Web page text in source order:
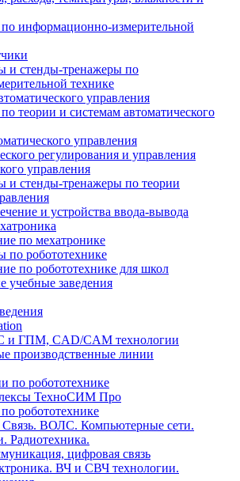
информационно-измерительной
и стенды-тренажеры по
технике
управления
теории и системам автоматического
управления
регулирования и управления
управления
и стенды-тренажеры по теории
и устройства ввода-вывода
по мехатронике
по робототехнике
по робототехнике для школ
учебные заведения
и ГПМ, CAD/CAM технологии
производственные линии
по робототехнике
ТехноСИМ Про
робототехнике
Связь. ВОЛС. Компьютерные сети.
Радиотехника.
цифровая связь
ВЧ и СВЧ технологии.